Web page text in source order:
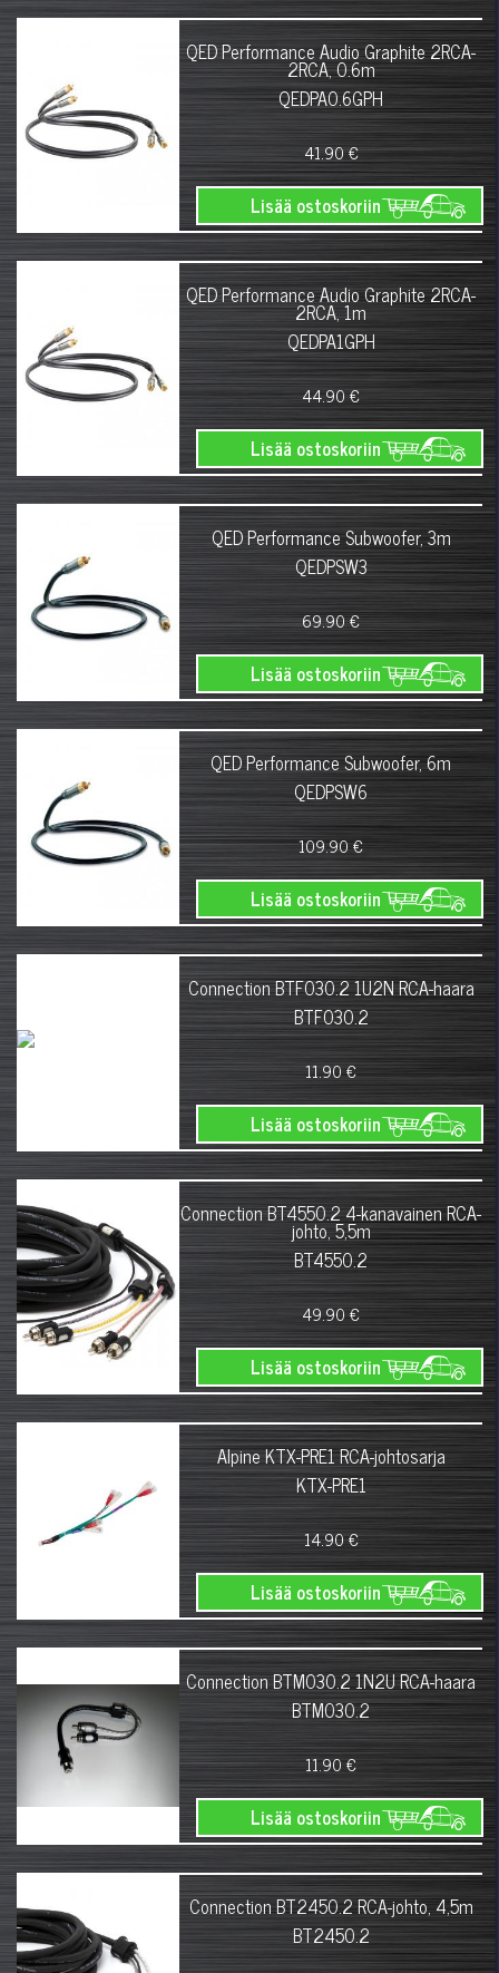
QED Performance Audio Graphite 2RCA-
2RCA, 0.6m
QEDPA0.6GPH
41.90 €
Lisää ostoskoriin
QED Performance Audio Graphite 2RCA-
2RCA, 1m
QEDPA1GPH
44.90 €
Lisää ostoskoriin
QED Performance Subwoofer, 3m
QEDPSW3
69.90 €
Lisää ostoskoriin
QED Performance Subwoofer, 6m
QEDPSW6
109.90 €
Lisää ostoskoriin
Connection BTF030.2 1U2N RCA-haara
BTF030.2
11.90 €
Lisää ostoskoriin
Connection BT4550.2 4-kanavainen RCA-
johto, 5,5m
BT4550.2
49.90 €
Lisää ostoskoriin
Alpine KTX-PRE1 RCA-johtosarja
KTX-PRE1
14.90 €
Lisää ostoskoriin
Connection BTM030.2 1N2U RCA-haara
BTM030.2
11.90 €
Lisää ostoskoriin
Connection BT2450.2 RCA-johto, 4,5m
BT2450.2